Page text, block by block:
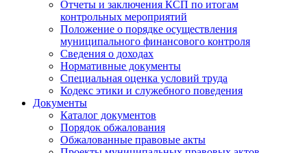
Отчеты и заключения КСП по итогам
контрольных мероприятий
Положение о порядке осуществления
муниципального финансового контроля
Сведения о доходах
Нормативные документы
Специальная оценка условий труда
Кодекс этики и служебного поведения
Документы
Каталог документов
Порядок обжалования
Обжалованные правовые акты